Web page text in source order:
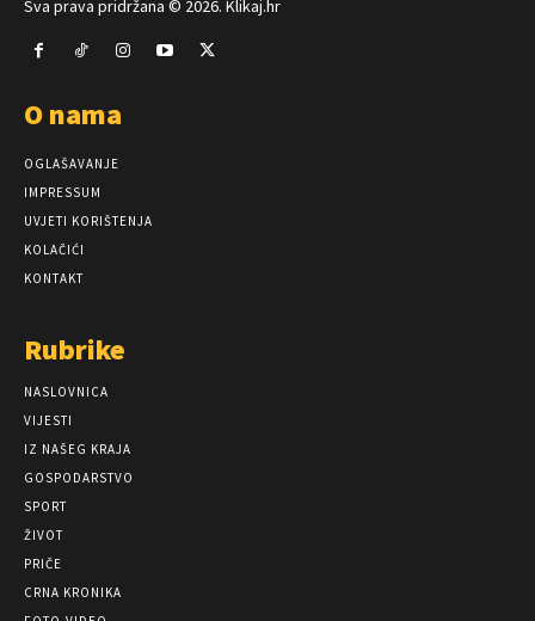
Sva prava pridržana © 2026. Klikaj.hr
O nama
OGLAŠAVANJE
IMPRESSUM
UVJETI KORIŠTENJA
KOLAČIĆI
KONTAKT
Rubrike
NASLOVNICA
VIJESTI
IZ NAŠEG KRAJA
GOSPODARSTVO
SPORT
ŽIVOT
PRIČE
CRNA KRONIKA